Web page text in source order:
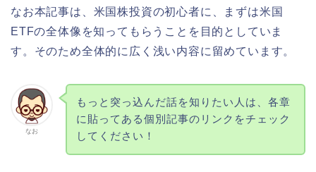
なお本記事は、米国株投資の初心者に、まずは米国
ETFの全体像を知ってもらうことを目的としていま
す。そのため全体的に広く浅い内容に留めています。
なお
もっと突っ込んだ話を知りたい人は、各章
に貼ってある個別記事のリンクをチェック
してください！